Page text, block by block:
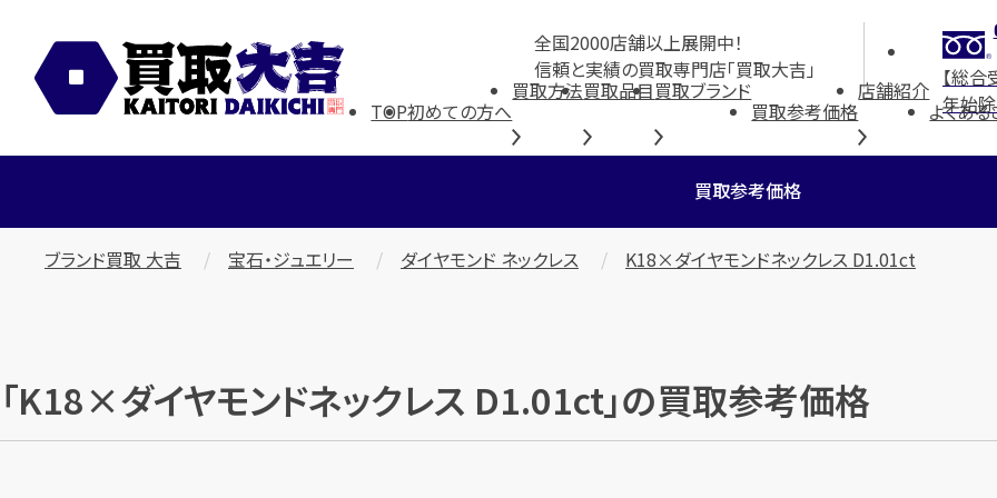
全国2000店舗以上展開中！
信頼と実績の買取専門店「買取大吉」
【総
年始
TOP初めての方へ
買取方法買取品目買取ブランド
買取参考価格
店舗紹介
よくあ
買取参考価格
ブランド買取 大吉 宝石・ジュエリー ダイヤモンド ネックレス K18×ダイヤモンドネックレス D1.01ct
「K18×ダイヤモンドネックレス D1.01ct」の買取参考価格